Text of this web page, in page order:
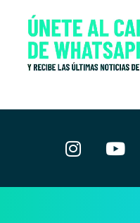
#Uruguay
turística en
mercado